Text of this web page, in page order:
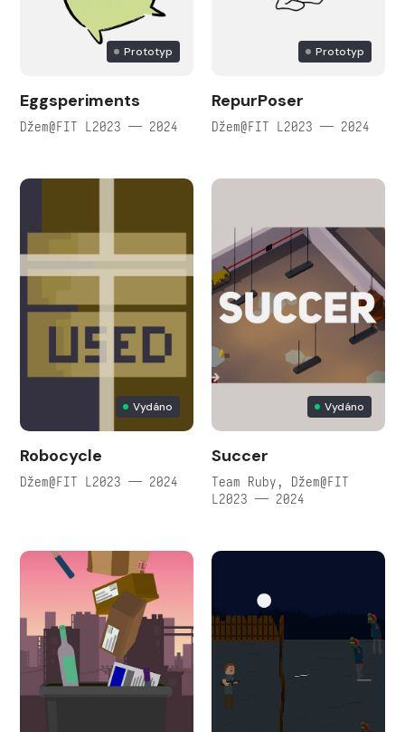
Prototyp
Eggsperiments
Džem@FIT L2023 — 2024
Prototyp
RepurPoser
Džem@FIT L2023 — 2024
Vydáno
Robocycle
Džem@FIT L2023 — 2024
Vydáno
Succer
Team Ruby, Džem@FIT
L2023 — 2024